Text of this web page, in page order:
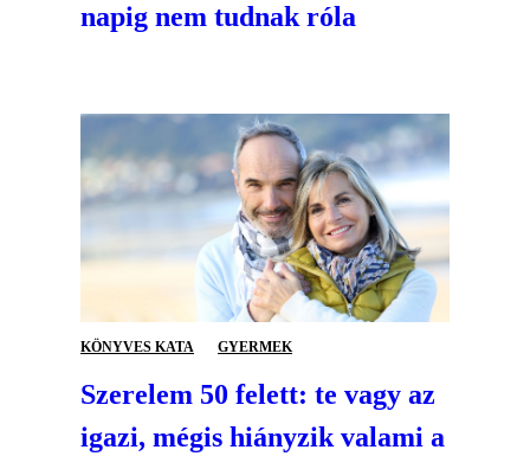
napig nem tudnak róla
KÖNYVES KATA GYERMEK
Szerelem 50 felett: te vagy az
igazi, mégis hiányzik valami a